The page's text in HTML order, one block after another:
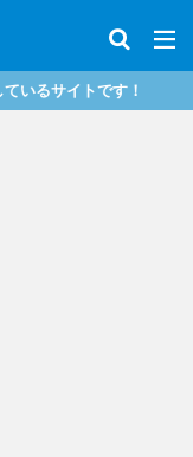
サイトです！